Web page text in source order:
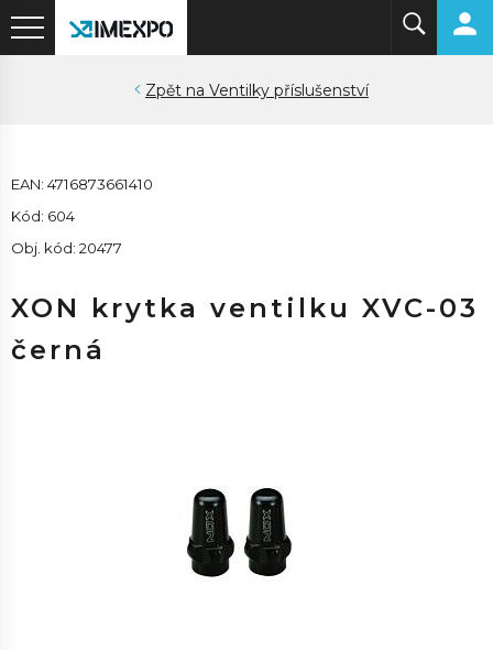
Ventilky příslušenství
EAN: 4716873661410
Kód: 604
Obj. kód: 20477
XON krytka ventilku XVC-03
černá